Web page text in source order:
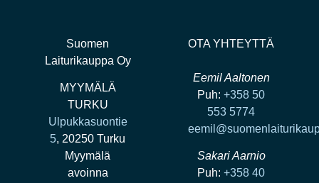
Suomen
Laiturikauppa Oy
MYYMÄLÄ
TURKU
Ulpukkasuontie
5, 20250 Turku
Myymälä
avoinna
OTA YHTEYTTÄ
Eemil Aaltonen
Puh:+358 50
553 5774
Sakari Aarnio
Puh:+358 40